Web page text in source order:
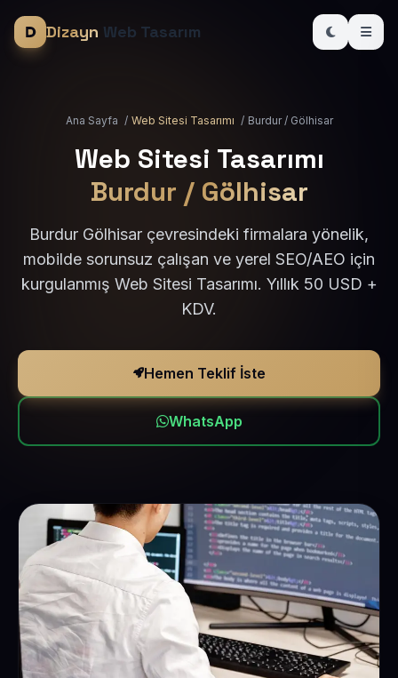
Dizayn Web Tasarım
Ana Sayfa / Web Sitesi Tasarımı / Burdur / Gölhisar
Web Sitesi Tasarımı
Burdur / Gölhisar
Burdur Gölhisar çevresindeki firmalara yönelik,
mobilde sorunsuz çalışan ve yerel SEO/AEO için
kurgulanmış Web Sitesi Tasarımı. Yıllık 50 USD +
KDV.
Hemen Teklif İste
WhatsApp